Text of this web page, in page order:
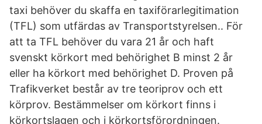
taxi behöver du skaffa en taxiförarlegitimation
(TFL) som utfärdas av Transportstyrelsen.. För
att ta TFL behöver du vara 21 år och haft
svenskt körkort med behörighet B minst 2 år
eller ha körkort med behörighet D. Proven på
Trafikverket består av tre teoriprov och ett
körprov. Bestämmelser om körkort finns i
körkortslagen och i körkortsförordningen.